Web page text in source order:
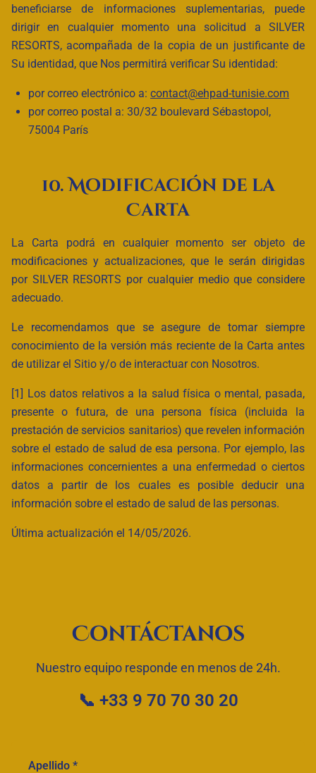
beneficiarse de informaciones suplementarias, puede
dirigir en cualquier momento una solicitud a SILVER
RESORTS, acompañada de la copia de un justificante de
Su identidad, que Nos permitirá verificar Su identidad:
por correo electrónico a: contact@ehpad-tunisie.com
por correo postal a: 30/32 boulevard Sébastopol,
75004 París
10. Modificación de la
Carta
La Carta podrá en cualquier momento ser objeto de
modificaciones y actualizaciones, que le serán dirigidas
por SILVER RESORTS por cualquier medio que considere
adecuado.
Le recomendamos que se asegure de tomar siempre
conocimiento de la versión más reciente de la Carta antes
de utilizar el Sitio y/o de interactuar con Nosotros.
[1] Los datos relativos a la salud física o mental, pasada,
presente o futura, de una persona física (incluida la
prestación de servicios sanitarios) que revelen información
sobre el estado de salud de esa persona. Por ejemplo, las
informaciones concernientes a una enfermedad o ciertos
datos a partir de los cuales es posible deducir una
información sobre el estado de salud de las personas.
Última actualización el 14/05/2026.
Contáctanos
Nuestro equipo responde en menos de 24h.
📞 +33 9 70 70 30 20
Apellido *